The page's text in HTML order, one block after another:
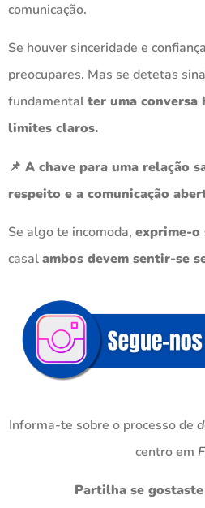
comunicação.
Se houver sinceridade e
preocupares. Mas se detetas
fundamentalter uma conversa
limites claros.
📌 A chave para uma relação
respeito e a comunicação
Se algo te incomoda, exprime-o
casalambos devem sentir-se
Informa-te sobre o processo de
centro em
Partilha se